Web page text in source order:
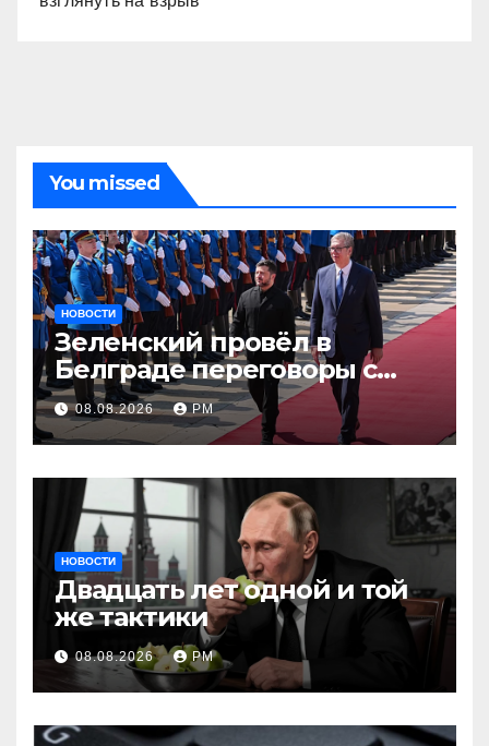
You missed
НОВОСТИ
Зеленский провёл в
Белграде переговоры с
Вучичем
08.08.2026 РМ
НОВОСТИ
Двадцать лет одной и той
же тактики
08.08.2026 РМ